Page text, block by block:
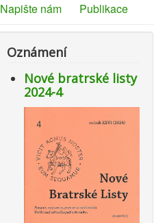
Napište nám Publikace
Oznámení
Nové bratrské listy
2024-4